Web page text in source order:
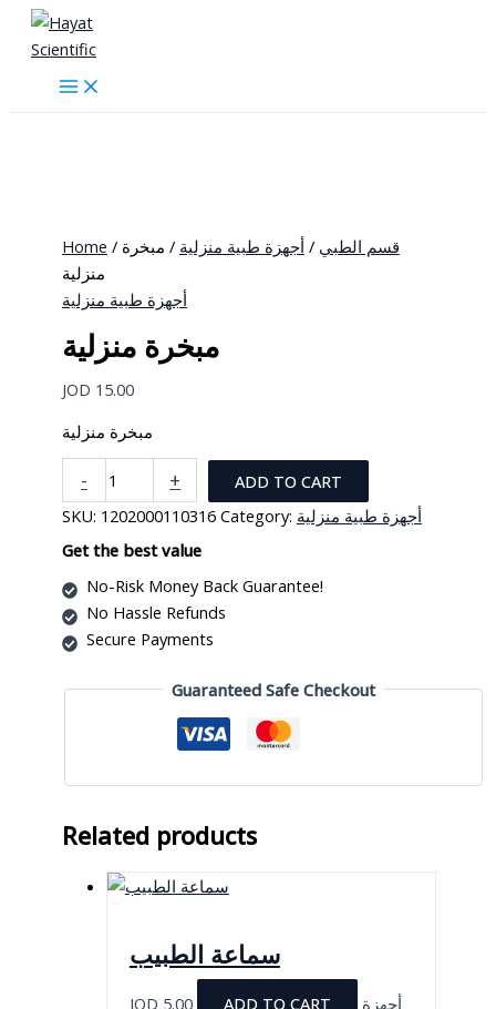
Skip
content
Home / قسم الطبي /أجهزة طبية منزلية / مبخرة
منزلية
أجهزة طبية منزلية
مبخرة منزلية
JOD 15.00
مبخرة منزلية
-
منزلية
quantity
+
ADD TO CART
SKU: 1202000110316 Category: أجهزة طبية منزلية
Get the best value
No-Risk Money Back Guarantee!
No Hassle Refunds
Secure Payments
Guaranteed Safe Checkout
Related products
سماعة الطبيب
JOD 5.00 ADD TO CART
أجهزة